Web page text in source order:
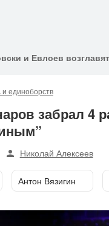
и Евлоев возглавят
и единоборств
забрал 4
Николай Алексеев
Антон Вязигин